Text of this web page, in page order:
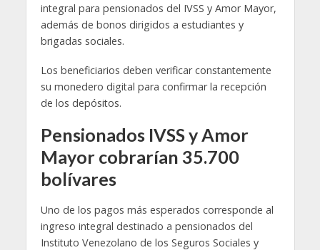
integral para pensionados del IVSS y Amor Mayor,
además de bonos dirigidos a estudiantes y
brigadas sociales.
Los beneficiarios deben verificar constantemente
su monedero digital para confirmar la recepción
de los depósitos.
Pensionados IVSS y Amor
Mayor cobrarían 35.700
bolívares
Uno de los pagos más esperados corresponde al
ingreso integral destinado a pensionados del
Instituto Venezolano de los Seguros Sociales y